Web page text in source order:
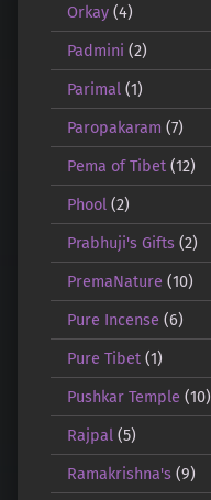
Orkay(4)
Padmini (2)
Parimal(1)
Paropakaram (7)
Pema of Tibet(12)
Phool(2)
Prabhuji's Gifts(2)
PremaNature (10)
Pure Incense (6)
Pure Tibet(1)
Pushkar Temple (10)
Rajpal(5)
Ramakrishna's(9)